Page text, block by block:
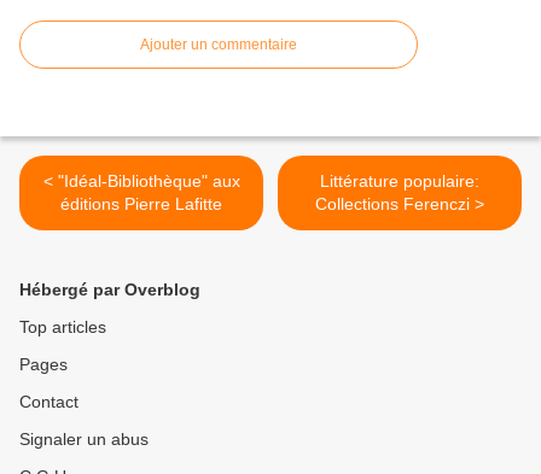
Ajouter un commentaire
< "Idéal-Bibliothèque" aux
éditions Pierre Lafitte
Littérature populaire:
Collections Ferenczi >
Hébergé par Overblog
Top articles
Pages
Contact
Signaler un abus